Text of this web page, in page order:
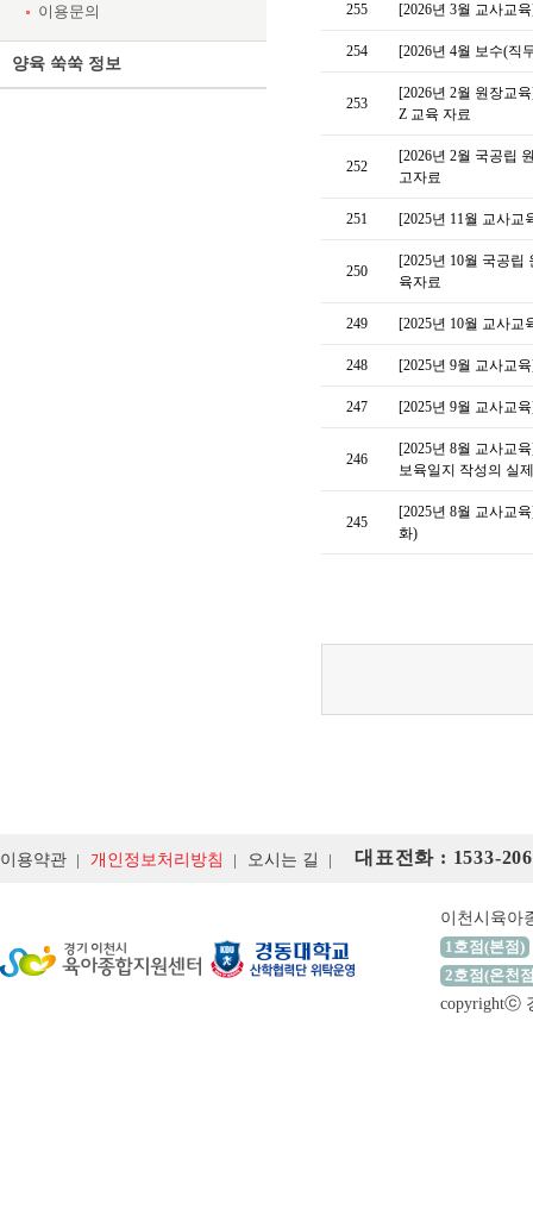
이용문의
양육 쑥쑥 정보
255 [2026년 3월 교사교
254 [2026년 4월 보수(직
253
[2026년 2월 원장교
Z 교육 자료
252
[2026년 2월 국공립
고자료
251 [2025년 11월 교사
250
[2025년 10월 국공
육자료
249 [2025년 10월 교사
248 [2025년 9월 교사교
247 [2025년 9월 교사교
246
[2025년 8월 교사교
보육일지 작성의 실제
245
[2025년 8월 교사교
화)
이용약관 개인정보처리방침 오시는 길 대표전화 : 1533-
이천시육아
1호점(본점)
2호점(온천
copyrightⓒ